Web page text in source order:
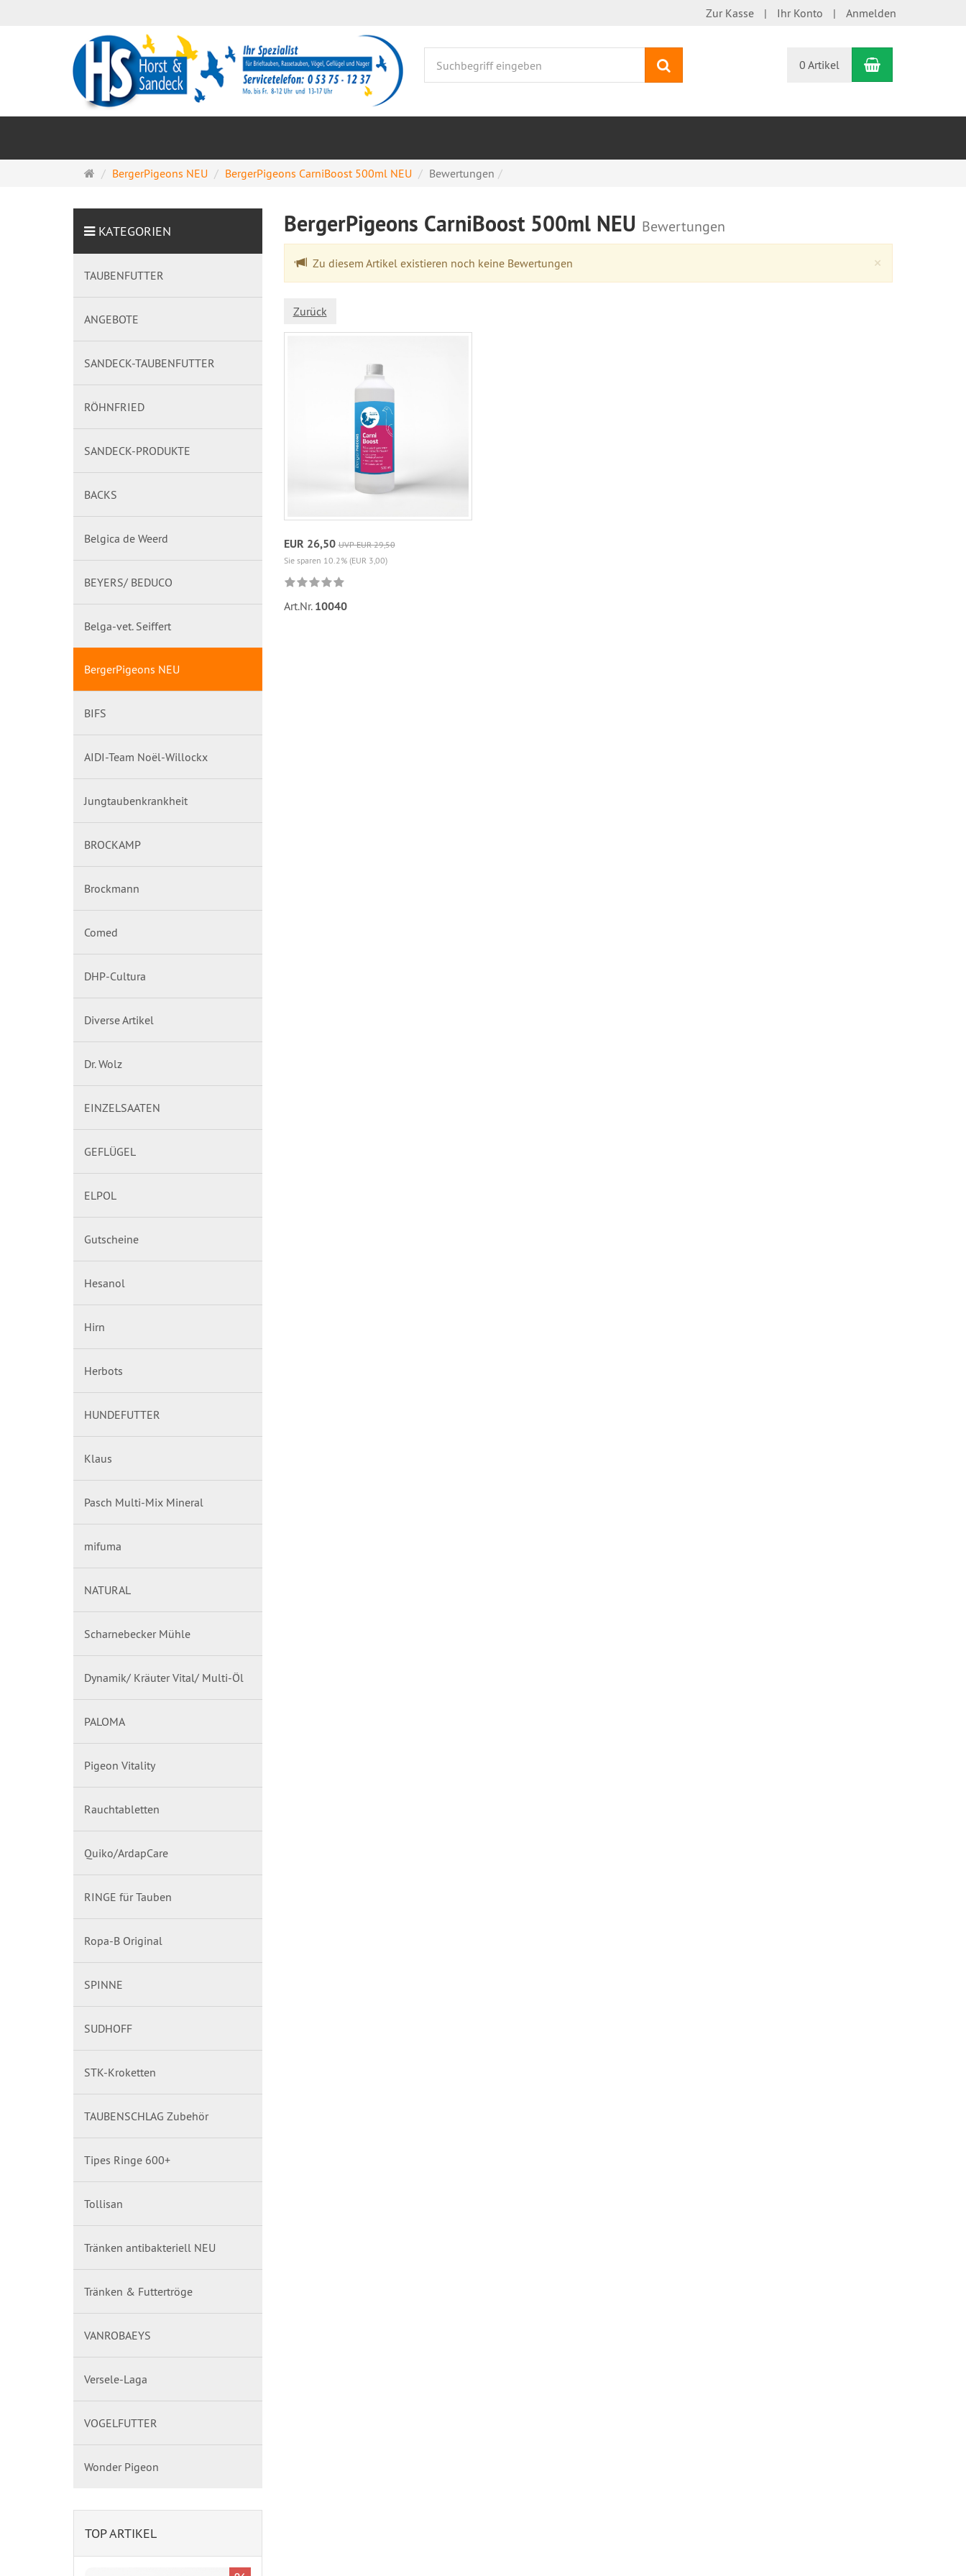
Zur Kasse Ihr Konto Anmelden
0 Artikel Warenkorb
Startseite
BergerPigeons NEU BergerPigeons CarniBoost 500ml NEU Bewertungen
BergerPigeons CarniBoost 500ml NEU Bewertungen
×
Zu diesem Artikel existieren noch keine Bewertungen
Zurück
EUR 26,50 UVP EUR 29,50
Sie sparen 10.2% (EUR 3,00)
Art.Nr. 10040
KATEGORIEN
TAUBENFUTTER
ANGEBOTE
SANDECK-TAUBENFUTTER
RÖHNFRIED
SANDECK-PRODUKTE
BACKS
Belgica de Weerd
BEYERS/ BEDUCO
Belga-vet. Seiffert
BergerPigeons NEU
BIFS
AIDI-Team Noël-Willockx
Jungtaubenkrankheit
BROCKAMP
Brockmann
Comed
DHP-Cultura
Diverse Artikel
Dr. Wolz
EINZELSAATEN
GEFLÜGEL
ELPOL
Gutscheine
Hesanol
Hirn
Herbots
HUNDEFUTTER
Klaus
Pasch Multi-Mix Mineral
mifuma
NATURAL
Scharnebecker Mühle
Dynamik/ Kräuter Vital/ Multi-Öl
PALOMA
Pigeon Vitality
Rauchtabletten
Quiko/ArdapCare
RINGE für Tauben
Ropa-B Original
SPINNE
SUDHOFF
STK-Kroketten
TAUBENSCHLAG Zubehör
Tipes Ringe 600+
Tollisan
Tränken antibakteriell NEU
Tränken & Futtertröge
VANROBAEYS
Versele-Laga
VOGELFUTTER
Wonder Pigeon
TOP ARTIKEL